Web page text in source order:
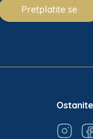
Pretplatite se